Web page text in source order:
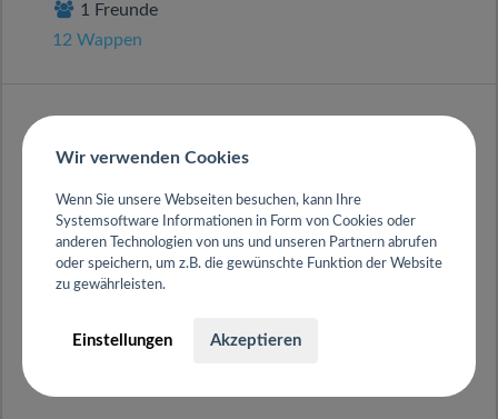
1 Freunde
12 Wappen
Amarone
Wir verwenden Cookies
Wenn Sie unsere Webseiten besuchen, kann Ihre
Systemsoftware Informationen in Form von Cookies oder
anderen Technologien von uns und unseren Partnern abrufen
oder speichern, um z.B. die gewünschte Funktion der Website
zu gewährleisten.
Einstellungen Akzeptieren